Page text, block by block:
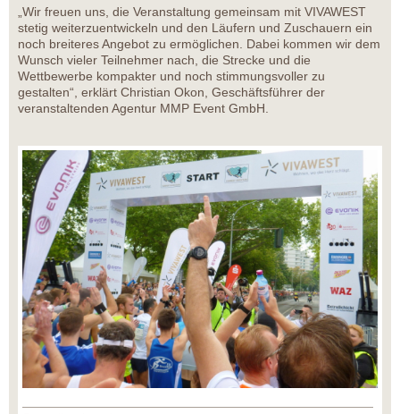
„Wir freuen uns, die Veranstaltung gemeinsam mit VIVAWEST
stetig weiterzuentwickeln und den Läufern und Zuschauern ein
noch breiteres Angebot zu ermöglichen. Dabei kommen wir dem
Wunsch vieler Teilnehmer nach, die Strecke und die
Wettbewerbe kompakter und noch stimmungsvoller zu
gestalten“, erklärt Christian Okon, Geschäftsführer der
veranstaltenden Agentur MMP Event GmbH.